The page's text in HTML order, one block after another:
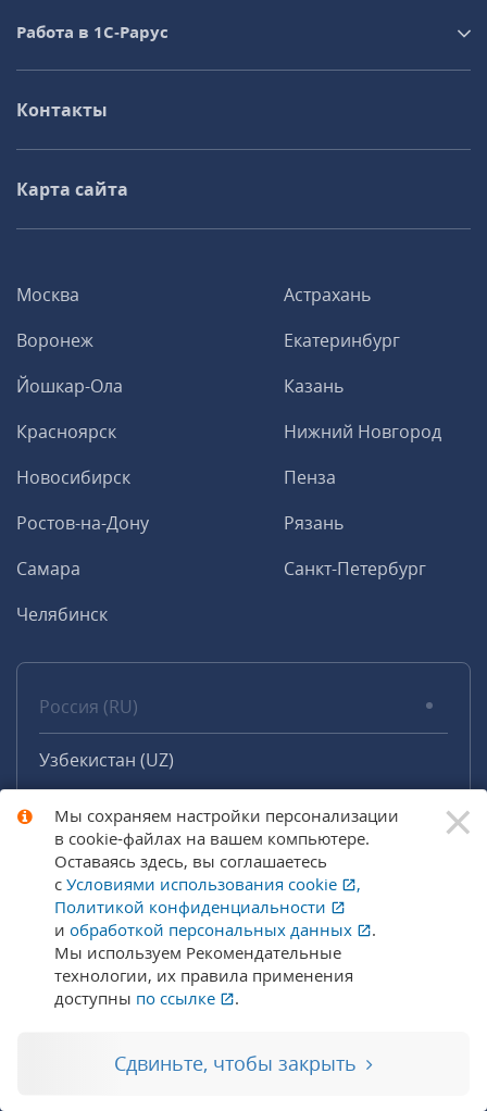
Москва
Астрахань
Воронеж
Екатеринбург
Йошкар-Ола
Казань
Красноярск
Нижний Новгород
Новосибирск
Пенза
Ростов-на-Дону
Рязань
Самара
Санкт-Петербург
Челябинск
Россия (RU)
Узбекистан (UZ)
Работа в 1С‑Рарус
Контакты
Карта сайта
Юридическая информация о ГК «1С‑Рарус»
и Политика конфиденциальности
Указанные на сайте цены носят справочный
характер и не являются публичной офертой,
товаров на сайте носят иллюстративный
×
Мы сохраняем настройки персонализации
в cookie‑файлах на вашем компьютере.
Оставаясь здесь, вы соглашаетесь
с Условиями использования cookie
,
Политикой конфиденциальности
и обработкой персональных данных
.
Мы используем Рекомендательные
технологии, их правила применения
доступны по ссылке .
Сдвиньте, чтобы закрыть